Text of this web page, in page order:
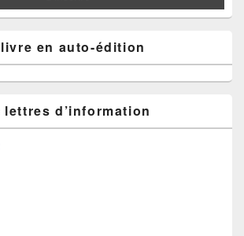
en auto-édition
lettres d’information